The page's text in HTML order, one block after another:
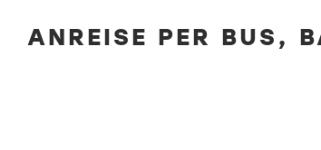
ANREISE PER BUS,